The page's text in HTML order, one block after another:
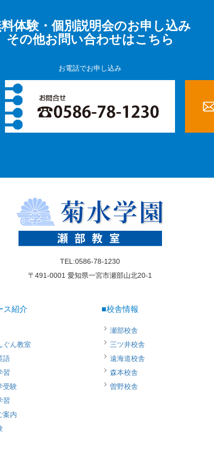
体験・個別説明会のお申し込み
その他お問い合わせはこちら
お電話でお申し込み
TEL:0586-78-1230
〒491-0001 愛知県一宮市瀬部山北20-1
ス紹介
ぐん教室
語
習
受験
習
案内
■校舎情報
瀬部校舎
三ツ井校舎
遠海道校舎
森本校舎
曽野校舎